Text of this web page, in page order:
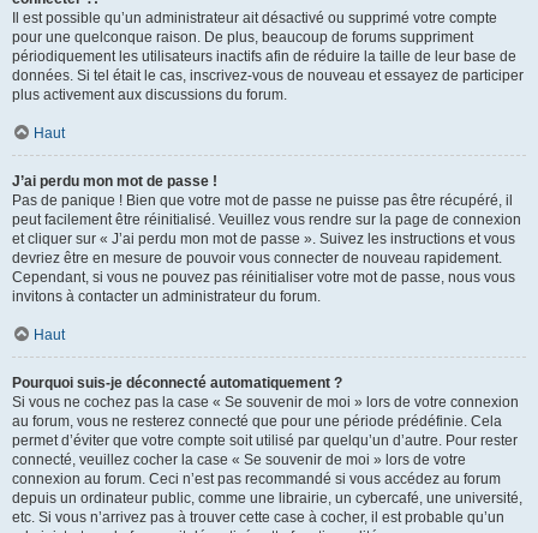
Il est possible qu’un administrateur ait désactivé ou supprimé votre compte
pour une quelconque raison. De plus, beaucoup de forums suppriment
périodiquement les utilisateurs inactifs afin de réduire la taille de leur base de
données. Si tel était le cas, inscrivez-vous de nouveau et essayez de participer
plus activement aux discussions du forum.
Haut
J’ai perdu mon mot de passe !
Pas de panique ! Bien que votre mot de passe ne puisse pas être récupéré, il
peut facilement être réinitialisé. Veuillez vous rendre sur la page de connexion
et cliquer sur « J’ai perdu mon mot de passe ». Suivez les instructions et vous
devriez être en mesure de pouvoir vous connecter de nouveau rapidement.
Cependant, si vous ne pouvez pas réinitialiser votre mot de passe, nous vous
invitons à contacter un administrateur du forum.
Haut
Pourquoi suis-je déconnecté automatiquement ?
Si vous ne cochez pas la case « Se souvenir de moi » lors de votre connexion
au forum, vous ne resterez connecté que pour une période prédéfinie. Cela
permet d’éviter que votre compte soit utilisé par quelqu’un d’autre. Pour rester
connecté, veuillez cocher la case « Se souvenir de moi » lors de votre
connexion au forum. Ceci n’est pas recommandé si vous accédez au forum
depuis un ordinateur public, comme une librairie, un cybercafé, une université,
etc. Si vous n’arrivez pas à trouver cette case à cocher, il est probable qu’un